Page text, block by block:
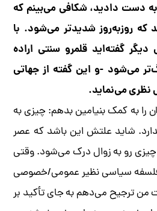
به دست دادید، شکافی می‌بینم که
که روز‌به‌روز شدیدتر می‌شود. با
گفته‌اید قلمرو سنتی اراده
می‌شود -و این گفته از جهاتی
نظری می‌نماید.
را به کمک بنیامین بدهم: چیزی به
شاید علتش این باشد که عصر
رو به زوال درک می‌شود. وقتی
سیاسی نظیر عمومی/خصوصی
من ترجیح می‌دهم به جای تأکید بر